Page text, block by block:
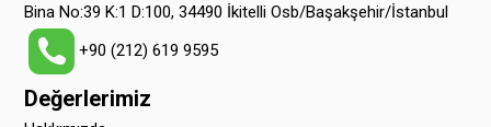
Bina No:39 K:1 D:100, 34490 İkitelli Osb/Başakşehir/İstanbul
+90 (212) 619 9595
Değerlerimiz